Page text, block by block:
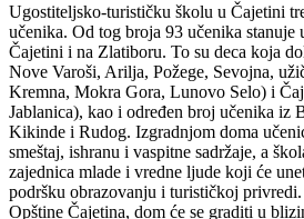
Ugostiteljsko-turističku školu u Čajetini
učenika. Od tog broja 93 učenika stanuje
Čajetini i na Zlatiboru. To su deca koja
Nove Varoši, Arilja, Požege, Sevojna,
Kremna, Mokra Gora, Lunovo Selo) i
Jablanica), kao i određen broj učenika iz
Kikinde i Rudog. Izgradnjom doma
smeštaj, ishranu i vaspitne sadržaje, a
zajednica mlade i vredne ljude koji će
podršku obrazovanju i turističkoj
Opštine Čajetina, dom će se graditi u